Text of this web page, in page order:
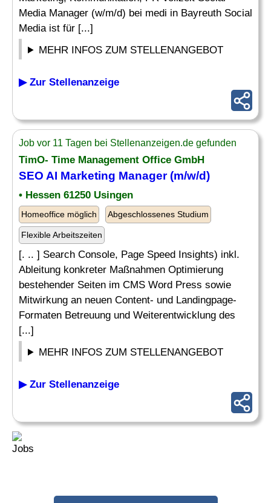
Media Manager (w/m/d) bei medi in Bayreuth Social
Media ist für [...]
MEHR INFOS ZUM STELLENANGEBOT
▶ Zur Stellenanzeige
Job vor 11 Tagen bei Stellenanzeigen.de gefunden
TimO- Time Management Office GmbH
SEO AI Marketing Manager (m/w/d)
• Hessen 61250 Usingen
Homeoffice möglich Abgeschlossenes Studium
Flexible Arbeitszeiten
[. .. ] Search Console, Page Speed Insights) inkl.
Ableitung konkreter Maßnahmen Optimierung
bestehender Seiten im CMS Word Press sowie
Mitwirkung an neuen Content- und Landingpage-
Formaten Betreuung und Weiterentwicklung des
[...]
MEHR INFOS ZUM STELLENANGEBOT
▶ Zur Stellenanzeige